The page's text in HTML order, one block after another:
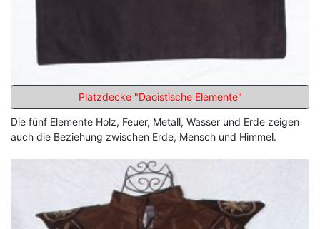
Platzdecke "Daoistische Elemente"
Die fünf Elemente Holz, Feuer, Metall, Wasser und Erde zeigen
auch die Beziehung zwischen Erde, Mensch und Himmel.